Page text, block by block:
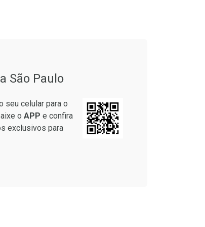
São Paulo
seu celular para o
o APP e confira
exclusivos para